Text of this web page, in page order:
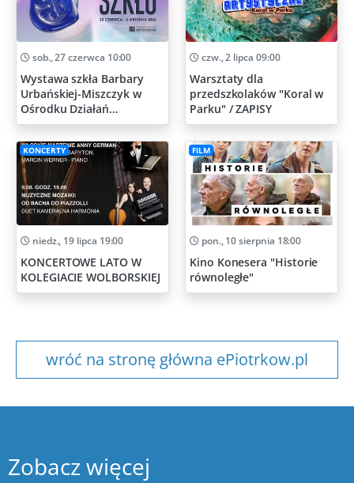
sob., 27 czerwca 10:00
Wystawa szkła Barbary
Urbańskiej-Miszczyk w
Ośrodku Działań
Artystycznych
czw., 2 lipca 09:00
Warsztaty dla
przedszkolaków "Koral w
Parku" / ZAPISY
KONCERTY
niedz., 19 lipca 19:00
KONCERTOWE LATO W
KOLEGIACIE WOLBORSKIEJ
FILM
pon., 10 sierpnia 18:00
Kino Konesera "Historie
równoległe"
wróć na stronę główna ePiotrkow.pl
Zobacz więcej